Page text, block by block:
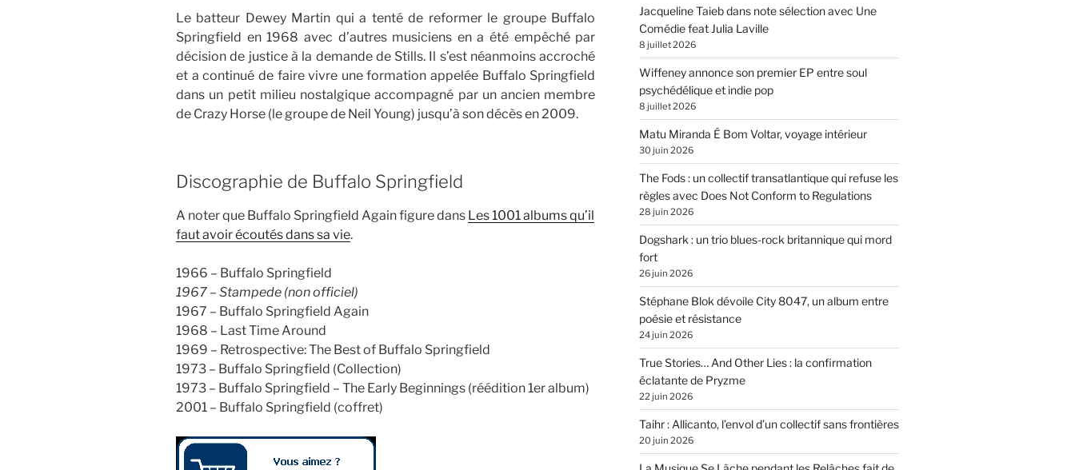
Le batteur Dewey Martin qui a tenté de reformer le groupe Buffalo
Springfield en 1968 avec d’autres musiciens en a été empêché par
décision de justice à la demande de Stills. Il s’est néanmoins accroché
et a continué de faire vivre une formation appelée Buffalo Springfield
dans un petit milieu nostalgique accompagné par un ancien membre
de Crazy Horse (le groupe de Neil Young) jusqu’à son décès en 2009.
Discographie de Buffalo Springfield
A noter que Buffalo Springfield Again figure dans Les 1001 albums qu’il
faut avoir écoutés dans sa vie.
1966 – Buffalo Springfield
1967 – Stampede (non officiel)
1967 – Buffalo Springfield Again
1968 – Last Time Around
1969 – Retrospective: The Best of Buffalo Springfield
1973 – Buffalo Springfield (Collection)
1973 – Buffalo Springfield – The Early Beginnings (réédition 1er album)
2001 – Buffalo Springfield (coffret)
Jacqueline Taieb dans note sélection avec Une
Comédie feat Julia Laville
8 juillet 2026
Wiffeney annonce son premier EP entre soul
psychédélique et indie pop
8 juillet 2026
Matu Miranda É Bom Voltar, voyage intérieur
30 juin 2026
The Fods : un collectif transatlantique qui refuse les
règles avec Does Not Conform to Regulations
28 juin 2026
Dogshark : un trio blues-rock britannique qui mord
fort
26 juin 2026
Stéphane Blok dévoile City 8047, un album entre
poésie et résistance
24 juin 2026
True Stories… And Other Lies : la confirmation
éclatante de Pryzme
22 juin 2026
Taihr : Allicanto, l’envol d’un collectif sans frontières
20 juin 2026